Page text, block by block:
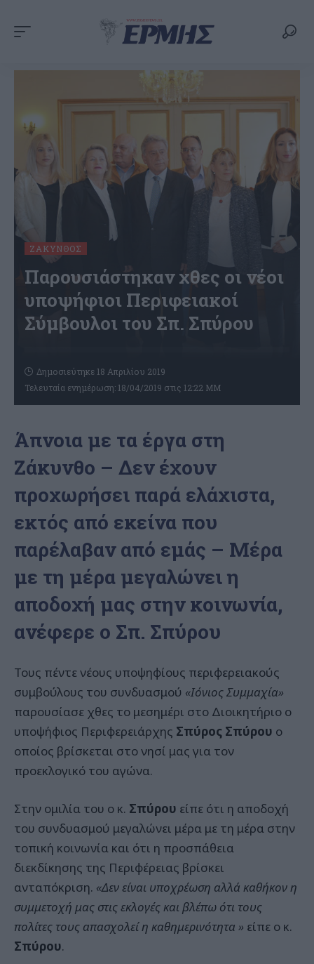
ΖΆΚΥΝΘΟΣ
Παρουσιάστηκαν χθες οι νέοι
υποψήφιοι Περιφειακοί
Σύμβουλοι του Σπ. Σπύρου
Τελευταία ενημέρωση: 18/04/2019 στις 12:22 ΜΜ
Δημοσιεύτηκε 18 Απριλίου 2019
Άπνοια με τα έργα στη
Ζάκυνθο – Δεν έχουν
προχωρήσει παρά ελάχιστα,
εκτός από εκείνα που
παρέλαβαν από εμάς – Μέρα
με τη μέρα μεγαλώνει η
αποδοχή μας στην κοινωνία,
ανέφερε ο Σπ. Σπύρου
Τους πέντε νέους υποψηφίους περιφερειακούς
συμβούλους του συνδυασμού «Ιόνιος Συμμαχία»
παρουσίασε χθες το μεσημέρι στο Διοικητήριο ο
υποψήφιος Περιφερειάρχης Σπύρος Σπύρου ο
οποίος βρίσκεται στο νησί μας για τον
προεκλογικό του αγώνα.
Στην ομιλία του ο κ. Σπύρου είπε ότι η αποδοχή
του συνδυασμού μεγαλώνει μέρα με τη μέρα στην
τοπική κοινωνία και ότι η προσπάθεια
διεκδίκησης της Περιφέρειας βρίσκει
ανταπόκριση. «Δεν είναι υποχρέωση αλλά καθήκον η
συμμετοχή μας στις εκλογές και βλέπω ότι τους
πολίτες τους απασχολεί η καθημερινότητα » είπε ο κ.
Σπύρου.